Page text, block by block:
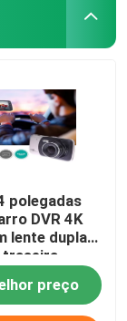
polegadas
DVR 4K
lente dupla
preço